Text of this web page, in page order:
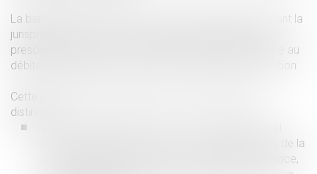
La banque a formé un pourvoi en cassation en invoquant la
jurisprudence de la cour de cassation qui qualifiait la
prescription biennale d’exception purement personnelle au
débiteur principal ne pouvant être invoquée par la caution.
Cette jurisprudence s’appuyait sur deux arguments
distincts :
délivre un bien ou service ; or, ce n’est pas le cas de la
caution à laquelle la banque ne fournit aucun service,